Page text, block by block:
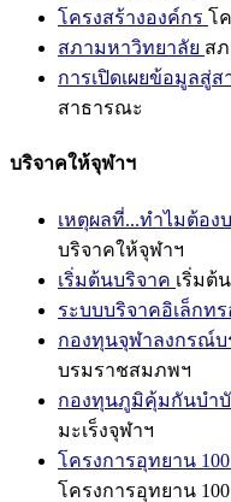
โครงสร้างองค์กร โ
สภามหาวิทยาลัย ส
การเปิดเผยข้อมูลสู่
สาธารณะ
บริจาคให้จุฬาฯ
เหตุผลที่...ทำไมต้อง
บริจาคให้จุฬาฯ
เริ่มต้นบริจาค เริ่มต้
ระบบบริจาคอิเล็กท
กองทุนจุฬาลงกรณ์
บรมราชสมภพฯ
กองทุนภูมิคุ้มกันบำบั
มะเร็งจุฬาฯ
โครงการอุทยาน
โครงการอุทยาน